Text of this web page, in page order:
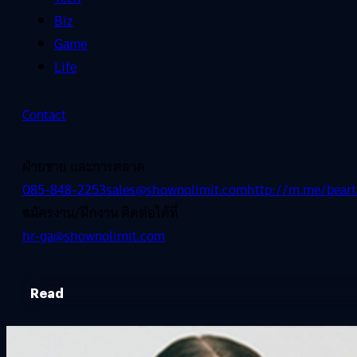
Biz
Game
Life
Contact
ฝ่ายขาย และการตลาด
085-848-2253sales@shownolimit.comhttp://m.me/
สมัครงาน/ฝึกงาน ติดต่อได้ที่
hr-ga@shownolimit.com
Read